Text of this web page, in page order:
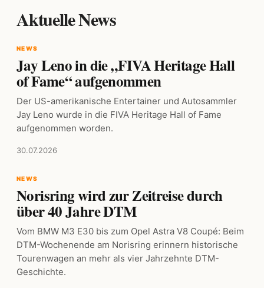
Aktuelle News
NEWS
Jay Leno in die „FIVA Heritage Hall
of Fame“ aufgenommen
Der US-amerikanische Entertainer und Autosammler
Jay Leno wurde in die FIVA Heritage Hall of Fame
aufgenommen worden.
30.07.2026
NEWS
Norisring wird zur Zeitreise durch
über 40 Jahre DTM
Vom BMW M3 E30 bis zum Opel Astra V8 Coupé: Beim
DTM-Wochenende am Norisring erinnern historische
Tourenwagen an mehr als vier Jahrzehnte DTM-
Geschichte.